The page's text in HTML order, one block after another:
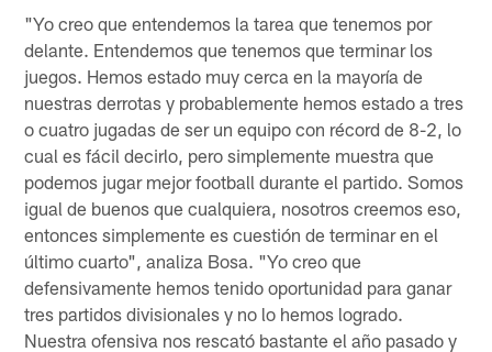
"Yo creo que entendemos la tarea que tenemos por
delante. Entendemos que tenemos que terminar los
juegos. Hemos estado muy cerca en la mayoría de
nuestras derrotas y probablemente hemos estado a tres
o cuatro jugadas de ser un equipo con récord de 8-2, lo
cual es fácil decirlo, pero simplemente muestra que
podemos jugar mejor football durante el partido. Somos
igual de buenos que cualquiera, nosotros creemos eso,
entonces simplemente es cuestión de terminar en el
último cuarto", analiza Bosa. "Yo creo que
defensivamente hemos tenido oportunidad para ganar
tres partidos divisionales y no lo hemos logrado.
Nuestra ofensiva nos rescató bastante el año pasado y